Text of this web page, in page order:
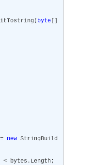
byte[]
newStringBuild
bytes.Length;